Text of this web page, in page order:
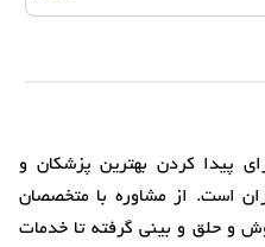
پیدا کردن بهترین پزشکان و
است. از مشاوره با متخصصان
و حلق و بینی گرفته تا خدمات